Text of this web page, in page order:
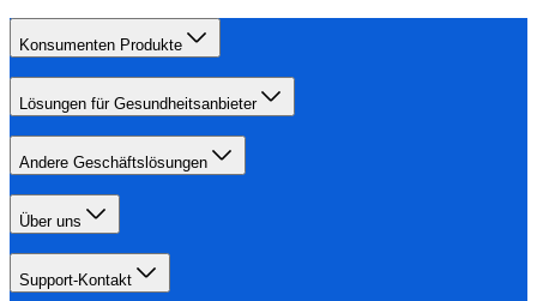
Konsumenten Produkte
Lösungen für Gesundheitsanbieter
Andere Geschäftslösungen
Über uns
Support-Kontakt